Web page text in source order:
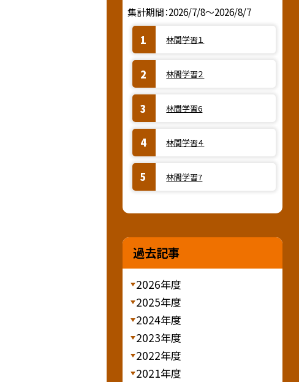
集計期間：2026/7/8～2026/8/7
林間学習１
林間学習２
林間学習6
林間学習４
林間学習7
過去記事
2026年度
2025年度
2024年度
2023年度
2022年度
2021年度